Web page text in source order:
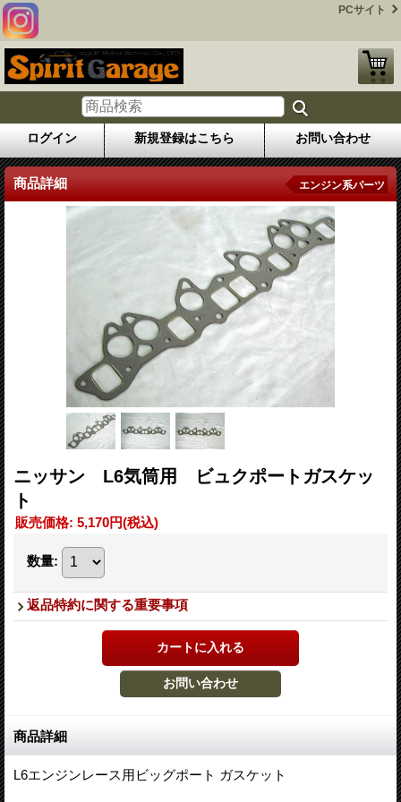
PCサイト
ログイン 新規登録はこちら お問い合わせ
商品詳細 エンジン系パーツ
ニッサン L6気筒用 ビュクポートガスケッ
ト
販売価格: 5,170円(税込)
数量:
返品特約に関する重要事項
商品詳細
L6エンジンレース用ビッグポート ガスケット